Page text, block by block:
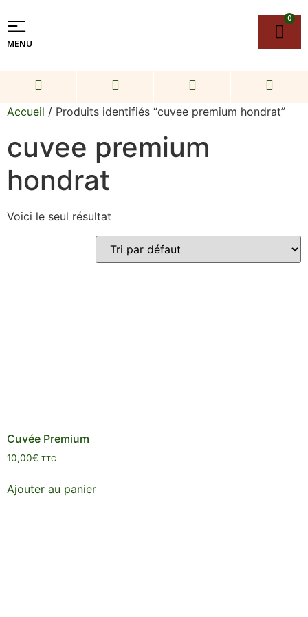
MENU
0
Accueil / Produits identifiés “cuvee premium hondrat”
cuvee premium
hondrat
Voici le seul résultat
Cuvée Premium
10,00€ TTC
Ajouter au panier